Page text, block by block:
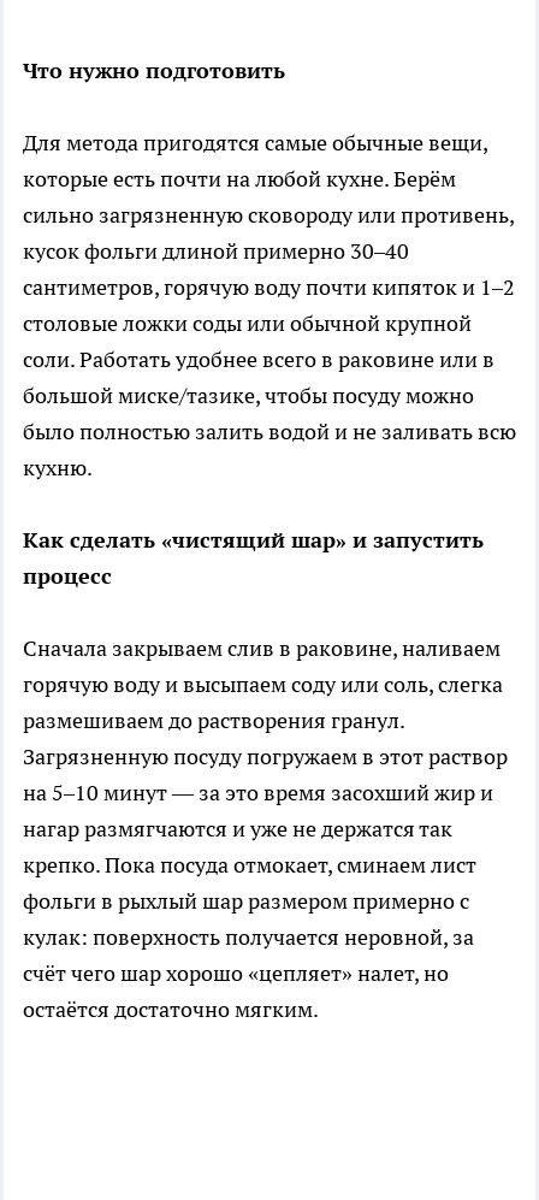
Что нужно подготовить
Для метода пригодятся самые обычные вещи,
которые есть почти на любой кухне. Берём
сильно загрязненную сковороду или противень,
кусок фольги длиной примерно 30–40
сантиметров, горячую воду почти кипяток и 1–2
столовые ложки соды или обычной крупной
соли. Работать удобнее всего в раковине или в
большой миске/тазике, чтобы посуду можно
было полностью залить водой и не заливать всю
кухню.
Как сделать «чистящий шар» и запустить
процесс
Сначала закрываем слив в раковине, наливаем
горячую воду и высыпаем соду или соль, слегка
размешиваем до растворения гранул.
Загрязненную посуду погружаем в этот раствор
на 5–10 минут — за это время засохший жир и
нагар размягчаются и уже не держатся так
крепко. Пока посуда отмокает, сминаем лист
фольги в рыхлый шар размером примерно с
кулак: поверхность получается неровной, за
счёт чего шар хорошо «цепляет» налет, но
остаётся достаточно мягким.